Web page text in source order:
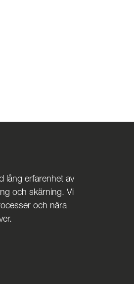
lång erfarenhet av
och skärning. Vi
och nära